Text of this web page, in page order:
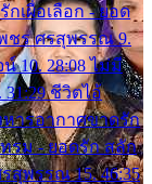
กเผื่อเลือก - ยอด
ชร ศรสุพรรณ 9.
10. 28:08 ไม่มี
ชีวิตไอ้
หารอากาศขาดรัก
ทรม - ยอดรัก สลัก
สุพรรณ 15. 46:35